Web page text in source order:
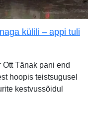
külili – appi tuli
Tänak pani end
hoopis teistsugusel
kestvussõidul